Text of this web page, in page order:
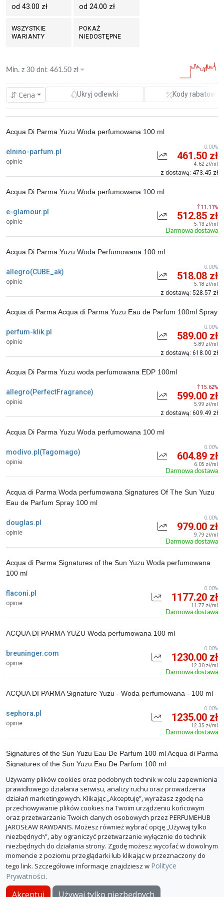
od 43.00 zł od 24.00 zł
WSZYSTKIE
WARIANTY
POKAŻ
NIEDOSTĘPNE
Cena Ukryj odlewki Kody rabatowe
Min. z 30 dni: 461.50 zł
elnino-parfum.pl
opinie
Acqua Di Parma Yuzu Woda perfumowana 100 ml
461.50 zł
4.62 zł/ml
z dostawą: 473.45 zł
0.00%
e-glamour.pl
opinie
Acqua Di Parma Yuzu Woda perfumowana 100 ml
512.85 zł
5.13 zł/ml
Darmowa dostawa
11.11%
allegro(CUBE_ak)
opinie
Acqua Di Parma Yuzu Woda Perfumowana 100 ml
518.08 zł
5.18 zł/ml
z dostawą: 528.57 zł
0.00%
perfum-klik.pl
opinie
Acqua di Parma Acqua di Parma Yuzu Eau de Parfum 100ml Spray
589.00 zł
5.89 zł/ml
z dostawą: 618.00 zł
0.00%
allegro(PerfectFragrance)
opinie
Acqua Di Parma Yuzu woda perfumowana EDP 100ml
599.00 zł
5.99 zł/ml
z dostawą: 609.49 zł
15.62%
modivo.pl(Tagomago)
opinie
Acqua Di Parma Yuzu Woda perfumowana 100 ml
604.89 zł
6.05 zł/ml
Darmowa dostawa
0.00%
douglas.pl
opinie
Acqua di Parma Woda perfumowana Signatures Of The Sun Yuzu
Eau de Parfum Spray 100 ml
979.00 zł
9.79 zł/ml
Darmowa dostawa
0.00%
flaconi.pl
opinie
Acqua di Parma Signatures of the Sun Yuzu Woda perfumowana
100 ml
1177.20 zł
11.77 zł/ml
Darmowa dostawa
0.00%
breuninger.com
opinie
ACQUA DI PARMA YUZU Woda perfumowana 100 ml
1230.00 zł
12.30 zł/ml
Darmowa dostawa
0.00%
sephora.pl
opinie
ACQUA DI PARMA Signature Yuzu - Woda perfumowana - 100 ml
1235.00 zł
12.35 zł/ml
Darmowa dostawa
0.00%
lyko.com
opinie
Signatures of the Sun Yuzu Eau De Parfum 100 ml Acqua di Parma
Signatures of the Sun Yuzu Eau De Parfum 100 ml
1295.00 zł
Darmowa dostawa
0.00%
ZGŁOŚ BŁĄD
O PerfumeHub Polityka Prywatności Dla sklepów
Używamy plików cookies oraz podobnych technik w celu zapewnienia
prawidłowego działania serwisu, analizy ruchu oraz prowadzenia
działań marketingowych. Klikając „Akceptuję”, wyrażasz zgodę na
przechowywanie plików cookies na Twoim urządzeniu końcowym
oraz przetwarzanie Twoich danych osobowych przez PERFUMEHUB
JAROSŁAW RAWDANIS. Możesz również wybrać opcję „Używaj tylko
niezbędnych”, aby ograniczyć przetwarzanie wyłącznie do technik
niezbędnych do działania strony. Zgodę możesz wycofać w dowolnym
momencie z poziomu przeglądarki lub klikając w przeznaczony do
tego link. Szczegółowe informacje znajdziesz w Polityce
Prywatności.
Akceptuj Używaj tylko niezbędnych